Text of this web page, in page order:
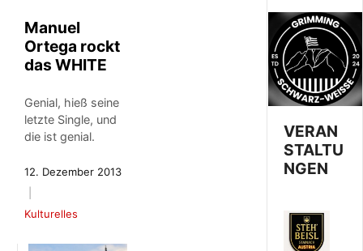
Manuel
Ortega rockt
das WHITE
Genial, hieß seine
letzte Single, und
die ist genial.
12. Dezember 2013
Kulturelles
VERAN
STALTU
NGEN